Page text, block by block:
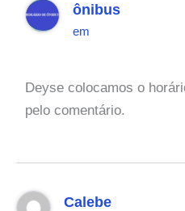
ônibus
em
Deyse colocamos o
pelo comentário.
Calebe